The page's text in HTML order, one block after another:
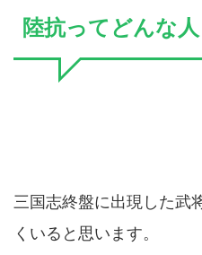
陸抗ってどんな人
三国志終盤に出現した武
くいると思います。